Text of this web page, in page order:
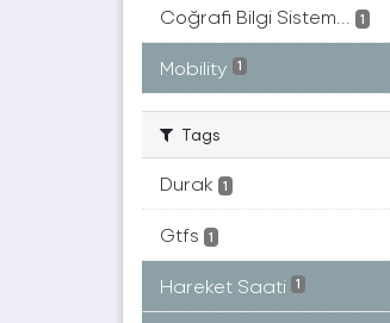
Coğrafi Bilgi Sistem... 1
Mobility 1
Tags
Durak 1
Gtfs 1
Hareket Saati 1